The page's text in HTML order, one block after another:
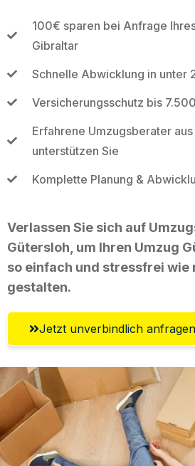
100€ sparen bei Anfrage
Gibraltar
Schnelle Abwicklung in unter
Versicherungsschutz bis
Erfahrene Umzugsberater
unterstützen Sie
Komplette Planung &
Verlassen Sie sich auf
Gütersloh, um Ihren Umzug
so einfach und stressfrei wie
gestalten.
Jetzt unverbindlich anfragen